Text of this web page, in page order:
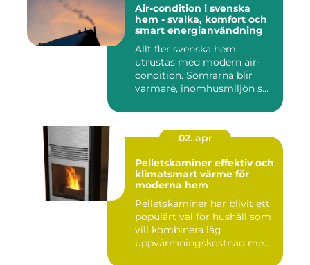
Air-condition i svenska
hem - svalka, komfort och
smart energianvändning
Allt fler svenska hem
utrustas med modern air-
condition. Somrarna blir
varmare, inomhusmiljön s...
02. apr
Pelletskaminer effektiv och
klimatsmart värme för
moderna hem
Pelletskaminer har blivit ett
populärt val för hushåll som
vill kombinera låg
uppvärmningskostnad me...